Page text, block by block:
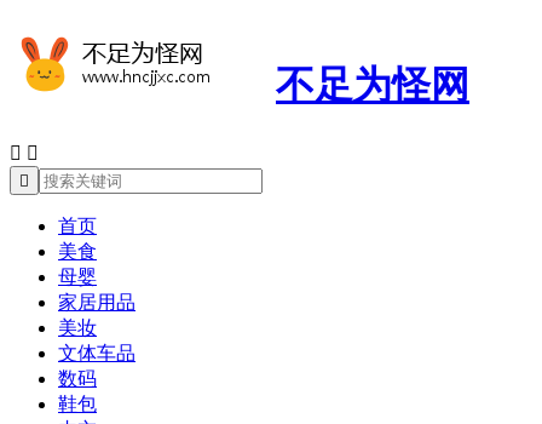
不足为怪网
 

首页
美食
母婴
家居用品
美妆
文体车品
数码
鞋包